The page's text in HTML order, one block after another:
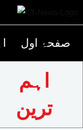
صفحۂ اول
اہم
ترین